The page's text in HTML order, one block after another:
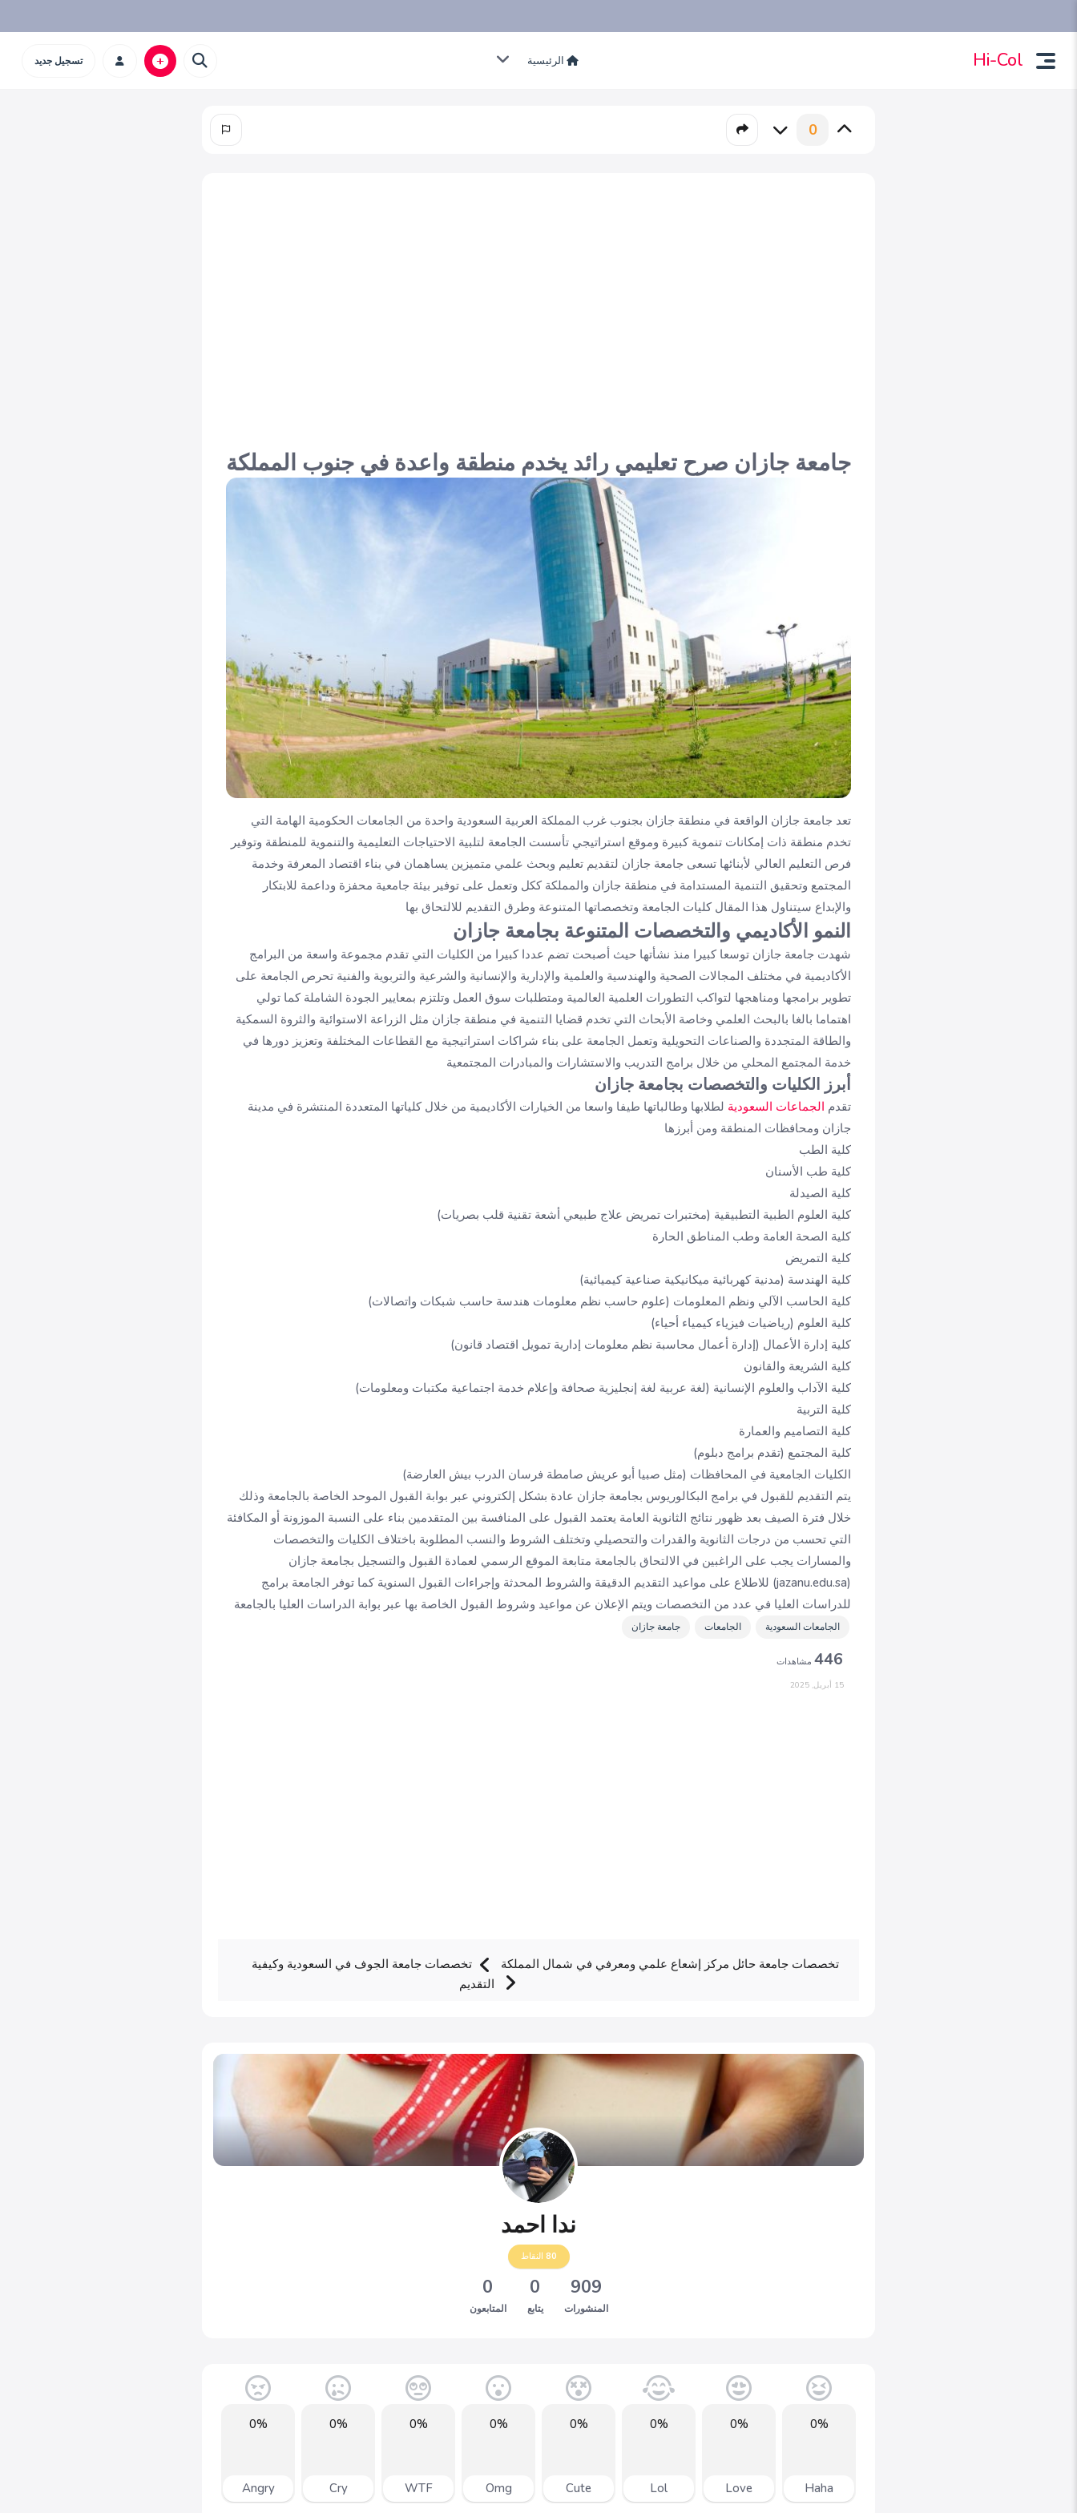
Hi-Col الرئيسية تسجيل جديد
0
جامعة جازان صرح تعليمي رائد يخدم منطقة واعدة في جنوب المملكة
تعد جامعة جازان الواقعة في منطقة جازان بجنوب غرب المملكة العربية السعودية واحدة من الجامعات الحكومية الهامة التي
تخدم منطقة ذات إمكانات تنموية كبيرة وموقع استراتيجي تأسست الجامعة لتلبية الاحتياجات التعليمية والتنموية للمنطقة وتوفير
فرص التعليم العالي لأبنائها تسعى جامعة جازان لتقديم تعليم وبحث علمي متميزين يساهمان في بناء اقتصاد المعرفة وخدمة
المجتمع وتحقيق التنمية المستدامة في منطقة جازان والمملكة ككل وتعمل على توفير بيئة جامعية محفزة وداعمة للابتكار
والإبداع سيتناول هذا المقال كليات الجامعة وتخصصاتها المتنوعة وطرق التقديم للالتحاق بها
النمو الأكاديمي والتخصصات المتنوعة بجامعة جازان
شهدت جامعة جازان توسعا كبيرا منذ نشأتها حيث أصبحت تضم عددا كبيرا من الكليات التي تقدم مجموعة واسعة من البرامج
الأكاديمية في مختلف المجالات الصحية والهندسية والعلمية والإدارية والإنسانية والشرعية والتربوية والفنية تحرص الجامعة على
تطوير برامجها ومناهجها لتواكب التطورات العلمية العالمية ومتطلبات سوق العمل وتلتزم بمعايير الجودة الشاملة كما تولي
اهتماما بالغا بالبحث العلمي وخاصة الأبحاث التي تخدم قضايا التنمية في منطقة جازان مثل الزراعة الاستوائية والثروة السمكية
والطاقة المتجددة والصناعات التحويلية وتعمل الجامعة على بناء شراكات استراتيجية مع القطاعات المختلفة وتعزيز دورها في
خدمة المجتمع المحلي من خلال برامج التدريب والاستشارات والمبادرات المجتمعية
أبرز الكليات والتخصصات بجامعة جازان
تقدم الجماعات السعودية لطلابها وطالباتها طيفا واسعا من الخيارات الأكاديمية من خلال كلياتها المتعددة المنتشرة في مدينة
جازان ومحافظات المنطقة ومن أبرزها
كلية الطب
كلية طب الأسنان
كلية الصيدلة
كلية العلوم الطبية التطبيقية (مختبرات تمريض علاج طبيعي أشعة تقنية قلب بصريات)
كلية الصحة العامة وطب المناطق الحارة
كلية التمريض
كلية الهندسة (مدنية كهربائية ميكانيكية صناعية كيميائية)
كلية الحاسب الآلي ونظم المعلومات (علوم حاسب نظم معلومات هندسة حاسب شبكات واتصالات)
كلية العلوم (رياضيات فيزياء كيمياء أحياء)
كلية إدارة الأعمال (إدارة أعمال محاسبة نظم معلومات إدارية تمويل اقتصاد قانون)
كلية الشريعة والقانون
كلية الآداب والعلوم الإنسانية (لغة عربية لغة إنجليزية صحافة وإعلام خدمة اجتماعية مكتبات ومعلومات)
كلية التربية
كلية التصاميم والعمارة
كلية المجتمع (تقدم برامج دبلوم)
الكليات الجامعية في المحافظات (مثل صبيا أبو عريش صامطة فرسان الدرب بيش العارضة)
يتم التقديم للقبول في برامج البكالوريوس بجامعة جازان عادة بشكل إلكتروني عبر بوابة القبول الموحد الخاصة بالجامعة وذلك
خلال فترة الصيف بعد ظهور نتائج الثانوية العامة يعتمد القبول على المنافسة بين المتقدمين بناء على النسبة الموزونة أو المكافئة
التي تحسب من درجات الثانوية والقدرات والتحصيلي وتختلف الشروط والنسب المطلوبة باختلاف الكليات والتخصصات
والمسارات يجب على الراغبين في الالتحاق بالجامعة متابعة الموقع الرسمي لعمادة القبول والتسجيل بجامعة جازان
(jazanu.edu.sa) للاطلاع على مواعيد التقديم الدقيقة والشروط المحدثة وإجراءات القبول السنوية كما توفر الجامعة برامج
للدراسات العليا في عدد من التخصصات ويتم الإعلان عن مواعيد وشروط القبول الخاصة بها عبر بوابة الدراسات العليا بالجامعة
الجامعات السعودية الجامعات جامعة جازان
446 مشاهدات
15 أبريل, 2025
تخصصات جامعة الجوف في السعودية وكيفية
التقديم
تخصصات جامعة حائل مركز إشعاع علمي ومعرفي في شمال المملكة
ندا احمد
80 النقاط
909
المنشورات
0
يتابع
0
المتابعون
0%
Haha
0%
Love
0%
Lol
0%
Cute
0%
Omg
0%
WTF
0%
Cry
0%
Angry